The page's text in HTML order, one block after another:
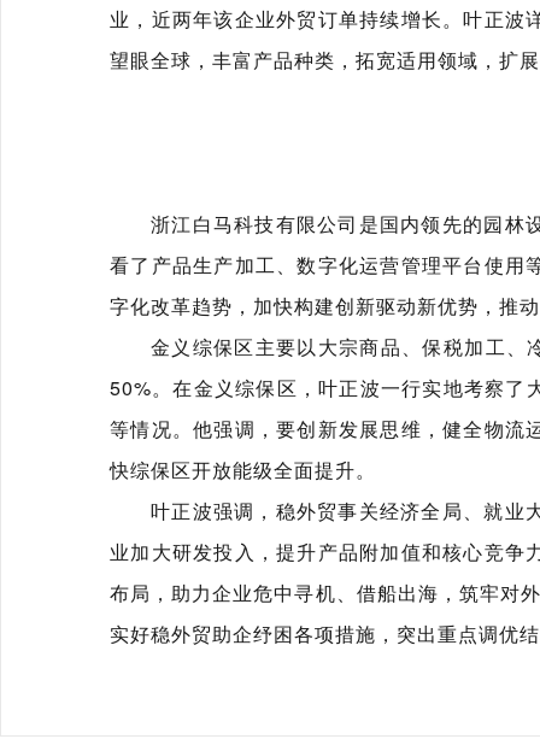
业，近两年该企业外贸订单持续增长。叶正
望眼全球，丰富产品种类，拓宽适用领域，扩
浙江白马科技有限公司是国内领先的园林
看了产品生产加工、数字化运营管理平台使
字化改革趋势，加快构建创新驱动新优势，推
金义综保区主要以大宗商品、保税加工
50%。在金义综保区，叶正波一行实地考察
等情况。他强调，要创新发展思维，健全物
快综保区开放能级全面提升。
叶正波强调，稳外贸事关经济全局、就业
业加大研发投入，提升产品附加值和核心竞
布局，助力企业危中寻机、借船出海，筑牢对
实好稳外贸助企纾困各项措施，突出重点调优